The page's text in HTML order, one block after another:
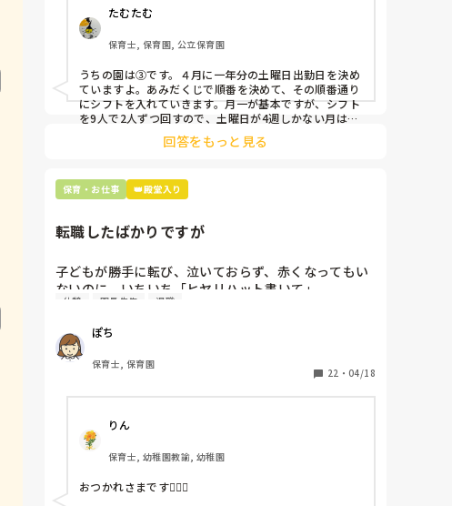
①土曜日の希望休は2日まで、と制限をかける
②毎月、必ず土曜保育に入ることのできる日を1日だ
けピックアップしてもらう
③仮シフトが出た時、土曜出勤が難しければ自身で代
わりの人を交渉して見つけてもらう
上記のいずれかの対策を取り入れることを考えていま
たむたむ
保育士, 保育園, 公立保育園
うちの園は③です。４月に一年分の土曜日出勤日を決め
ていますよ。あみだくじで順番を決めて、その順番通り
にシフトを入れていきます。月一が基本ですが、シフト
を9人で2人ずつ回すので、土曜日が4週しかない月は無
しの時もありますよ。その土曜日が出られない人は、同
じシフト時間の人と自分で交代して貰い、主任に報告し
回答をもっと見る
保育・お仕事 👑殿堂入り
転職したばかりですが
子どもが勝手に転び、泣いておらず、赤くなってもい
ないのに、いちいち「ヒヤリハット書いて」
と書かされ
休憩時間に書くしかなく、辛いです
（そう言う本人は書かない）
しかも、上司に↑この内容でも
「どうしたらなくせるか」
呼ばれて一緒に対策を考えさせられること多数
これだけで30〜40分拘束されて辛いです
皆さんの園はどうですか?
休憩 園長先生 退職
ぽち
保育士, 保育園
22 ・ 04/18
りん
保育士, 幼稚園教諭, 幼稚園
おつかれさまです🙇🏻‍♀️